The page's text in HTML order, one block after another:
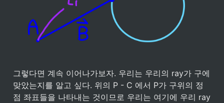
그렇다면 계속 이어나가보자. 우리는 우리의 ray가 구에
맞았는지를 알고 싶다. 위의 P - C 에서 P가 구위의 정
점 좌표들을 나타내는 것이므로 우리는 여기에 우리 ray